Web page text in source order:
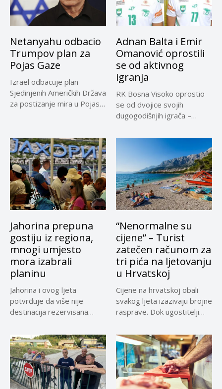
Netanyahu odbacio
Trumpov plan za
Pojas Gaze
Izrael odbacuje plan
Sjedinjenih Američkih Država
za postizanje mira u Pojasu
Adnan Balta i Emir
Omanović oprostili
se od aktivnog
igranja
RK Bosna Visoko oprostio
se od dvojice svojih
dugogodišnjih igrača –
Jahorina prepuna
gostiju iz regiona,
mnogi umjesto
mora izabrali
planinu
Jahorina i ovog ljeta
potvrđuje da više nije
destinacija rezervisana
“Nenormalne su
cijene” – Turist
zatečen računom za
tri pića na ljetovanju
u Hrvatskoj
Cijene na hrvatskoj obali
svakog ljeta izazivaju brojne
rasprave. Dok ugostitelji